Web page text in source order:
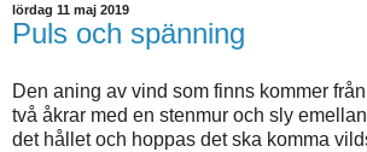
lördag 11 maj 2019
Puls och spänning
Den aning av vind som finns kommer
två åkrar med en stenmur och sly
det hållet och hoppas det ska komma